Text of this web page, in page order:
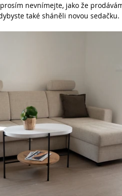
nevnímejte, jako že
také sháněli novou sedačku.